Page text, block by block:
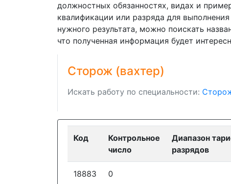
должностных обязанностях, видах и
квалификации или разряда для
нужного результата, можно поискать
что полученная информация будет
Сторож (вахтер)
Искать работу по специальности:
Код
Контрольное
число
Диапазон
разрядов
18883 0